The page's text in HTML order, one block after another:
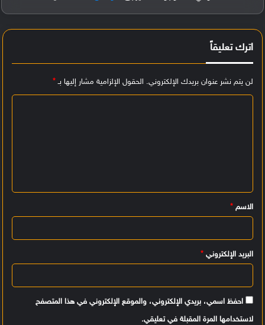
اترك تعليقاً
لن يتم نشر عنوان بريدك الإلكتروني. الحقول الإلزامية مشار إليها بـ*
ي
ق
الاسم *
البريد الإلكتروني *
احفظ اسمي، بريدي الإلكتروني، والموقع الإلكتروني في هذا المتصفح
لاستخدامها المرة المقبلة في تعليقي.